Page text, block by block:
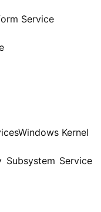
Service
Kernel
Service